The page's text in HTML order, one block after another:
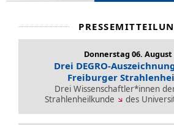
Donnerstag 06. August
Drei DEGRO-
Freiburger
Drei Wissenschaftler*innen
Strahlenheilkunde
des